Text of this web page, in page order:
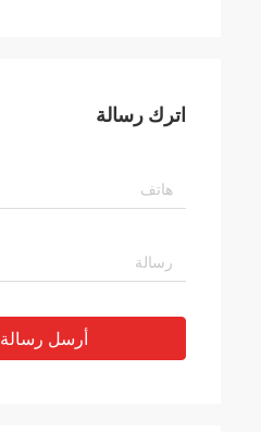
اترك رسالة
أرسل رسالة